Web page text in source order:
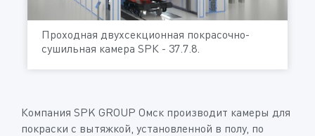
Проходная двухсекционная покрасочно-
сушильная камера SРК - 37.7.8.
Компания SPK GROUP Омск производит камеры для
покраски с вытяжкой, установленной в полу, по